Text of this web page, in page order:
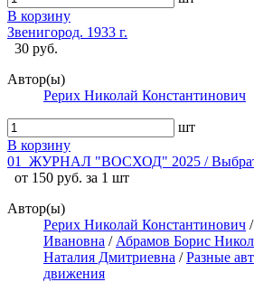
В корзину
Звенигород. 1933 г.
30 руб.
Автор(ы)
Рерих Николай Константинович
шт
В корзину
01_ЖУРНАЛ "ВОСХОД" 2025 /
от 150 руб. за 1 шт
Автор(ы)
Рерих Николай Константинович /
Ивановна / Абрамов Борис
Наталия Дмитриевна /Разные
движения